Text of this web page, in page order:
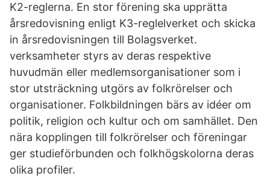
K2-reglerna. En stor förening ska upprätta
årsredovisning enligt K3-reglelverket och skicka
in årsredovisningen till Bolagsverket.
verksamheter styrs av deras respektive
huvudmän eller medlemsorganisationer som i
stor utsträckning utgörs av folkrörelser och
organisationer. Folkbildningen bärs av idéer om
politik, religion och kultur och om samhället. Den
nära kopplingen till folkrörelser och föreningar
ger studieförbunden och folkhögskolorna deras
olika profiler.